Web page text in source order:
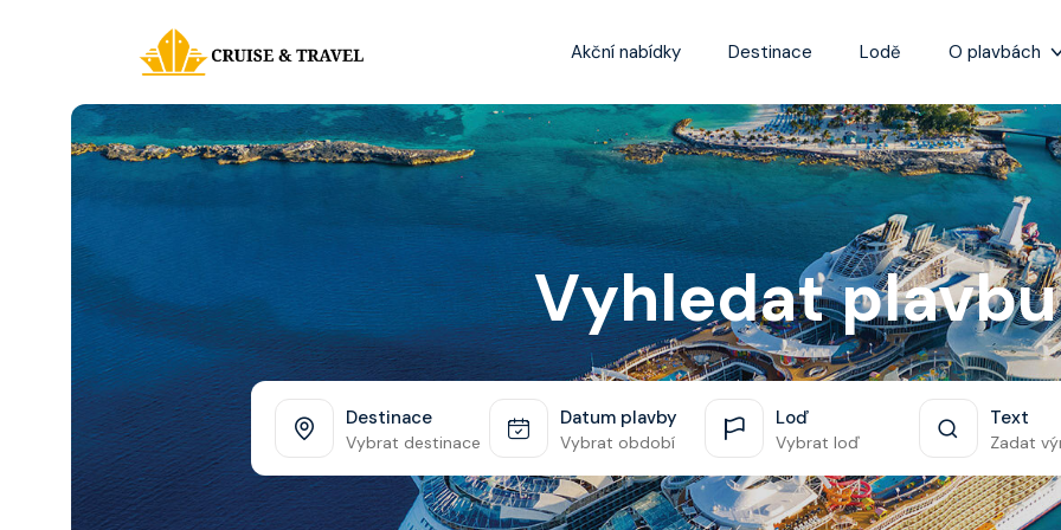
Akční nabídky Destinace Lodě O plavbách
Zážitky z plaveb
Užitečné
Často kladené
Tipy na nejlepší
Vyhledat plavbu
Destinace
Vybrat destinace
Datum plavby
Vybrat období
Loď
Vybrat loď
Text
Zadat